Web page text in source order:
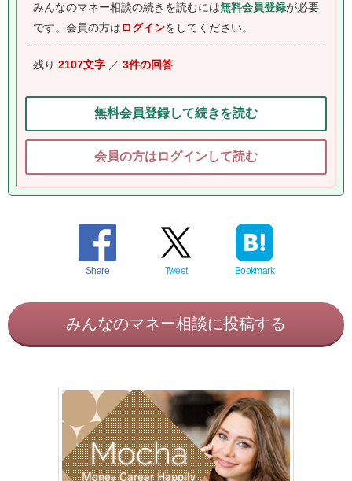
みんなのマネー相談の続きを読むには無料会員登録が必要
です。 会員の方はログインをしてください。
残り 2107文字 ／ 3件の回答
無料会員登録して続きを読む
会員の方はログインして読む
Share Tweet Bookmark
みんなのマネー相談に投稿する